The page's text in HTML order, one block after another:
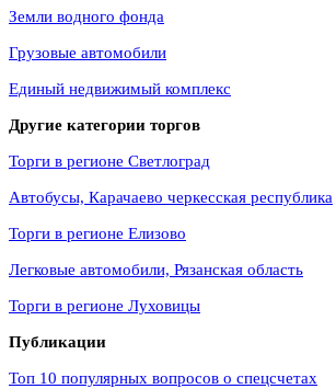
Земли водного фонда
Грузовые автомобили
Единый недвижимый комплекс
Другие категории торгов
Торги в регионе Светлоград
Автобусы, Карачаево черкесская республика
Торги в регионе Елизово
Легковые автомобили, Рязанская область
Торги в регионе Луховицы
Публикации
Топ 10 популярных вопросов о спецсчетах